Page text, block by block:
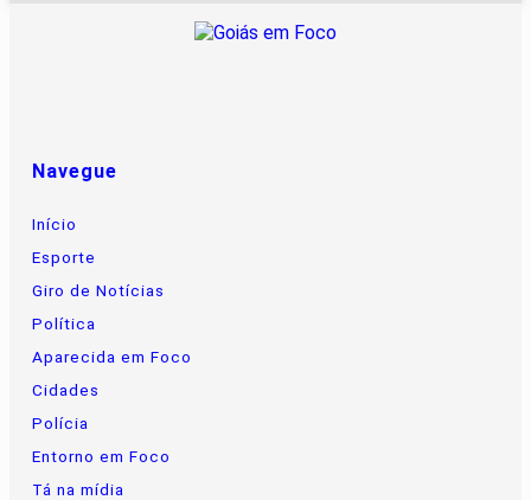
Navegue
Início
Esporte
Giro de Notícias
Política
Aparecida em Foco
Cidades
Polícia
Entorno em Foco
Tá na mídia